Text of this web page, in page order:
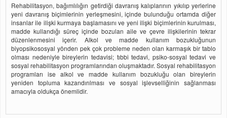
Rehabilitasyon, bağımlılığın getirdiği davranış kalıplarının yıkılıp yerlerine
yeni davranış biçimlerinin yerleşmesini, içinde bulunduğu ortamda diğer
insanlar ile ilişki kurmaya başlamasını ve yeni ilişki biçimlerinin kurulması,
madde kullandığı süreç içinde bozulan aile ve çevre ilişkilerinin tekrar
düzenlenmesini içerir. Alkol ve madde kullanım bozukluğunun
biyopsikososyal yönden pek çok probleme neden olan karmaşık bir tablo
olması nedeniyle bireylerin tedavisi; tıbbi tedavi, psiko-sosyal tedavi ve
sosyal rehabilitasyon programlarından oluşmaktadır. Sosyal rehabilitasyon
programları ise alkol ve madde kullanım bozukluğu olan bireylerin
yeniden topluma kazandırılması ve sosyal işlevselliğinin sağlanması
amacıyla oldukça önemlidir.